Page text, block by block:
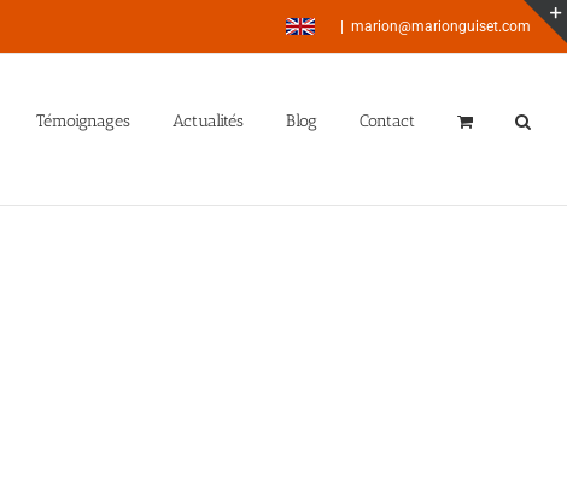
marion@marionguiset.com
Témoignages Actualités Blog Contact